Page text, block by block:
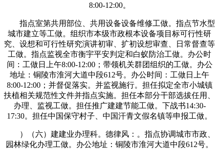
8:00-12:00。
指点室第共用部位、共用设备设备维修工做。指点节水型
城市建立等工做。组织市本级市政根本设备项目标可行性研
究、设想和可行性研究演讲初审、扩初设想审查、日常督查等
工做。指点监视全市衡宇平安判定和白蚁防治工做。办公时
间：工做日上午8:00-12:00；带领机关群团组织的工做。办公
地址：铜陵市淮河大道中段612号。办公时间：工做日上午
8:00-12:00；并督促落实。并监视施行。担任拟定全市小城镇
扶植相关规范性文件并指点实施。担任本部分干部选拔任用、
办理、监视工做。担任推广建建节能工做。下战书14:30-
17:30。担任中国保守村子、中国汗青文假名镇等申报工做。
）（六）建建业办理科。德律风：。指点协调城市市政、
园林绿化办理工做。办公地址：铜陵市淮河大道中段612号。